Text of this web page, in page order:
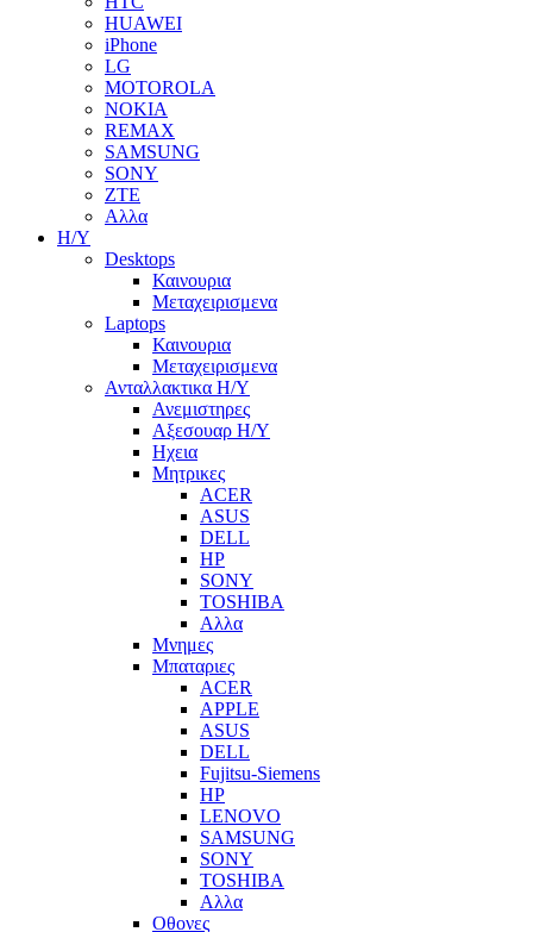
HUAWEI
iPhone
LG
MOTOROLA
NOKIA
REMAX
SAMSUNG
SONY
ZTE
Αλλα
Η/Υ
Desktops
Καινουρια
Μεταχειρισμενα
Laptops
Καινουρια
Μεταχειρισμενα
Ανταλλακτικα H/Y
Ανεμιστηρες
Αξεσουαρ Η/Υ
Ηχεια
Μητρικες
ACER
ASUS
DELL
HP
SONY
TOSHIBA
Αλλα
Μνημες
Μπαταριες
ACER
APPLE
ASUS
DELL
Fujitsu-Siemens
HP
LENOVO
SAMSUNG
SONY
TOSHIBA
Αλλα
Οθονες